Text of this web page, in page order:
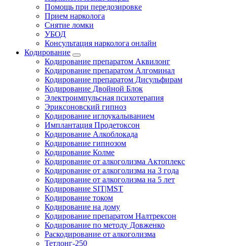
Помощь при передозировке
Прием нарколога
Снятие ломки
УБОД
Консультация нарколога онлайн
Кодирование
Кодирование препаратом Аквилонг
Кодирование препаратом Алгоминал
Кодирование препаратом Дисульфирам
Кодирование Двойной Блок
Электроимпульсная психотерапия
Эриксоновский гипноз
Кодирование иглоукалыванием
Имплантация Продетоксон
Кодирование Алкоблокада
Кодирование гипнозом
Кодирование Колме
Кодирование от алкоголизма Актоплекс
Кодирование от алкоголизма на 3 года
Кодирование от алкоголизма на 5 лет
Кодирование SIT|MST
Кодирование током
Кодирование на дому
Кодирование препаратом Налтрексон
Кодирование по методу Довженко
Раскодирование от алкоголизма
Тетлонг-250